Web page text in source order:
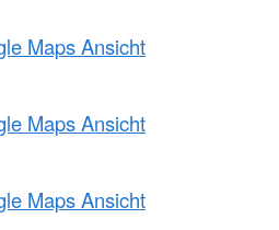
Maps Ansicht
Maps Ansicht
Maps Ansicht